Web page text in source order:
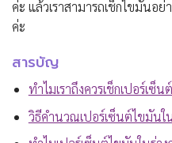
ค่ะ แล้วเราสามารถเช็กไขมันอ
ค่ะ
สารบัญ
ทำไมเราถึงควรเช็กเปอร์เซ็
วิธีคำนวณเปอร์เซ็นต์ไขมันใ